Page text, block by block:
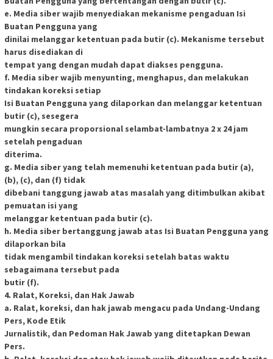
e. Media siber wajib menyediakan mekanisme pengaduan Isi
Buatan Pengguna yang
dinilai melanggar ketentuan pada butir (c). Mekanisme tersebut
harus disediakan di
tempat yang dengan mudah dapat diakses pengguna.
f. Media siber wajib menyunting, menghapus, dan melakukan
tindakan koreksi setiap
Isi Buatan Pengguna yang dilaporkan dan melanggar ketentuan
butir (c), sesegera
mungkin secara proporsional selambat-lambatnya 2 x 24 jam
setelah pengaduan
diterima.
g. Media siber yang telah memenuhi ketentuan pada butir (a),
(b), (c), dan (f) tidak
dibebani tanggung jawab atas masalah yang ditimbulkan akibat
pemuatan isi yang
melanggar ketentuan pada butir (c).
h. Media siber bertanggung jawab atas Isi Buatan Pengguna yang
dilaporkan bila
tidak mengambil tindakan koreksi setelah batas waktu
sebagaimana tersebut pada
butir (f).
4. Ralat, Koreksi, dan Hak Jawab
a. Ralat, koreksi, dan hak jawab mengacu pada Undang-Undang
Pers, Kode Etik
Jurnalistik, dan Pedoman Hak Jawab yang ditetapkan Dewan
Pers.